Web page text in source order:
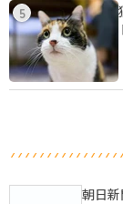
5
朝日新